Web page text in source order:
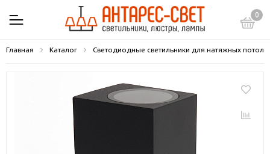
0
Главная Каталог Светодиодные светильники для натяжных